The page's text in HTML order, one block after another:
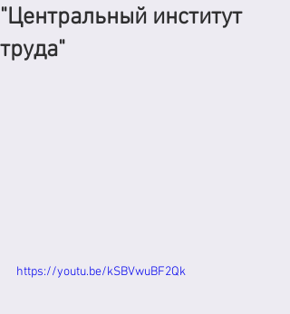
"Центральный институт
труда"
https://youtu.be/kSBVwuBF2Qk